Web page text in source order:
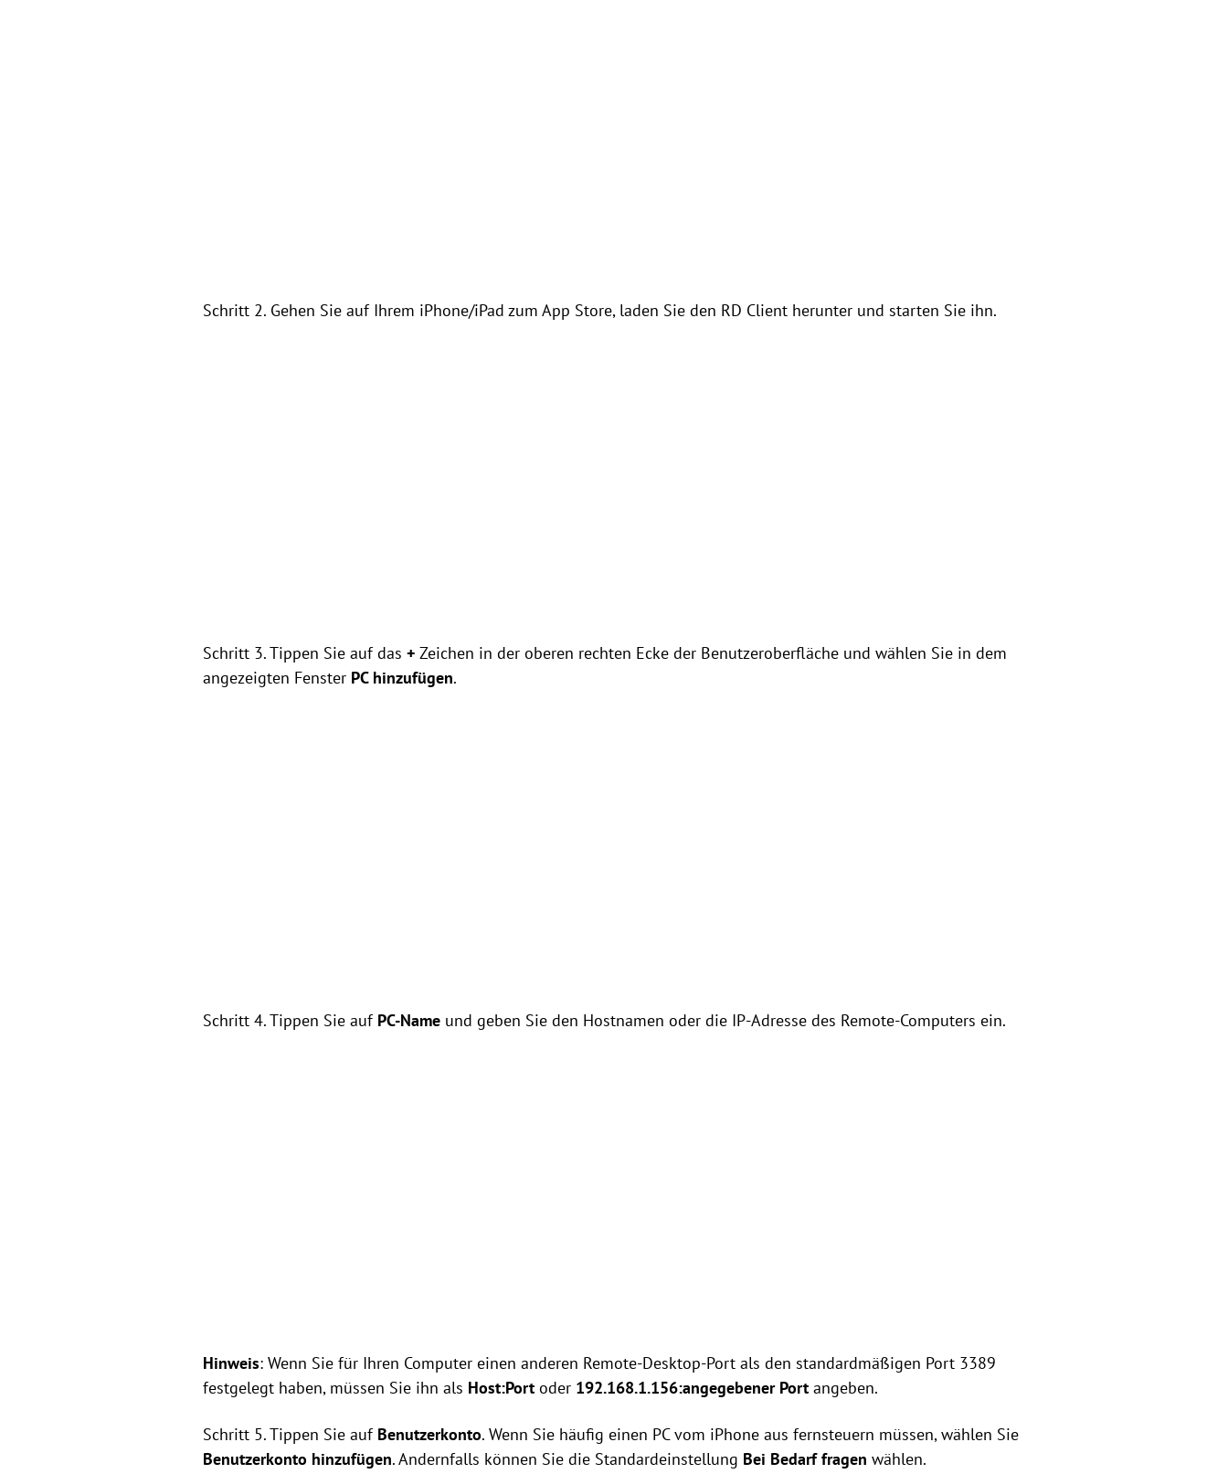
Schritt 2. Gehen Sie auf Ihrem iPhone/iPad zum App Store, laden Sie den RD Client herunter und starten Sie ihn.
Schritt 3. Tippen Sie auf das + Zeichen in der oberen rechten Ecke der Benutzeroberfläche und wählen Sie in dem
angezeigten Fenster PC hinzufügen.
Schritt 4. Tippen Sie auf PC-Name und geben Sie den Hostnamen oder die IP-Adresse des Remote-Computers ein.
Hinweis: Wenn Sie für Ihren Computer einen anderen Remote-Desktop-Port als den standardmäßigen Port 3389
festgelegt haben, müssen Sie ihn als Host:Port oder 192.168.1.156:angegebener Port angeben.
Schritt 5. Tippen Sie auf Benutzerkonto. Wenn Sie häufig einen PC vom iPhone aus fernsteuern müssen, wählen Sie
Benutzerkonto hinzufügen. Andernfalls können Sie die Standardeinstellung Bei Bedarf fragen wählen.